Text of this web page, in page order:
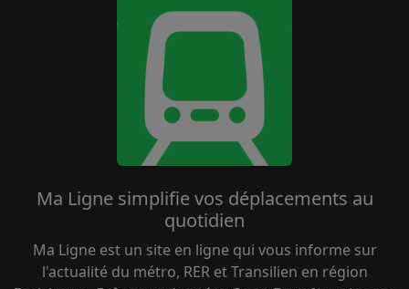
Ma Ligne simplifie vos déplacements au
quotidien
Ma Ligne est un site en ligne qui vous informe sur
l'actualité du métro, RER et Transilien en région